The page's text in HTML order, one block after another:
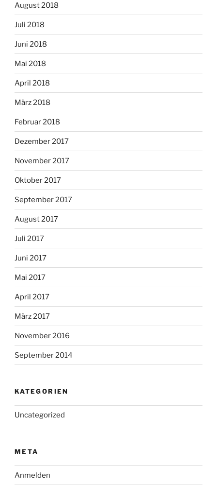
August 2018
Juli 2018
Juni 2018
Mai 2018
April 2018
März 2018
Februar 2018
Dezember 2017
November 2017
Oktober 2017
September 2017
August 2017
Juli 2017
Juni 2017
Mai 2017
April 2017
März 2017
November 2016
September 2014
KATEGORIEN
Uncategorized
META
Anmelden